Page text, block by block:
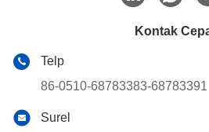
Kontak
Telp
86-0510-68783383-68783391
Surel